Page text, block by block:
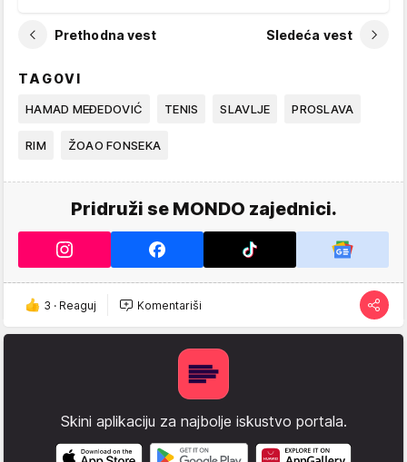
Prethodna vest Sledeća vest
TAGOVI
HAMAD MEĐEDOVIĆ TENIS SLAVLJE PROSLAVA
RIM ŽOAO FONSEKA
Pridruži se MONDO zajednici.
3 · Reaguj Komentariši
Skini aplikaciju za najbolje iskustvo portala.